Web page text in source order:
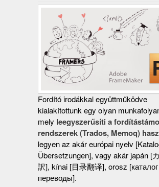
Fordító irodákkal együttműködve
kialakítottunk egy olyan
mely leegyszerűsíti a
rendszerek (Trados, Memoq)
legyen az akár európai nyelv
Übersetzungen], vagy akár japán [
訳], kínai [目录翻译], orosz [каталог
переводы].